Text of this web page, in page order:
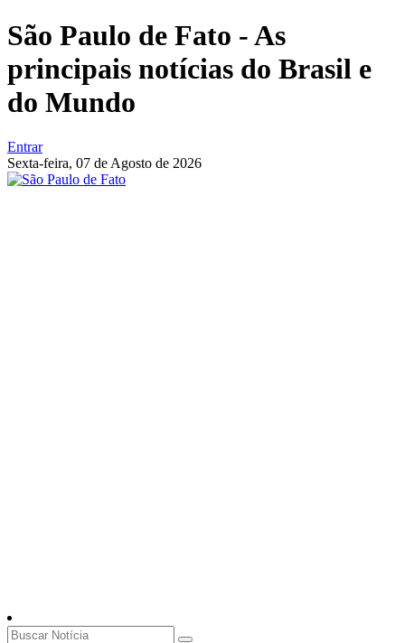
São Paulo de Fato - As
principais notícias do Brasil e
do Mundo
Entrar
Sexta-feira, 07 de Agosto de 2026